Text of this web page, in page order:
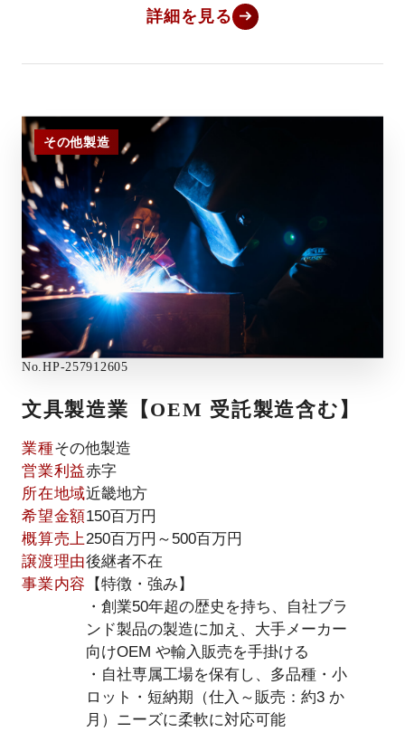
詳細を見る
その他製造
No.HP-257912605
文具製造業【OEM 受託製造含む】
業種その他製造
営業利益赤字
所在地域近畿地方
希望金額150百万円
概算売上250百万円～500百万円
譲渡理由後継者不在
事業内容
【特徴・強み】
・創業50年超の歴史を持ち、自社ブラ
ンド製品の製造に加え、大手メーカー
向けOEM や輸入販売を手掛ける
・自社専属工場を保有し、多品種・小
ロット・短納期（仕入～販売：約3 か
月）ニーズに柔軟に対応可能